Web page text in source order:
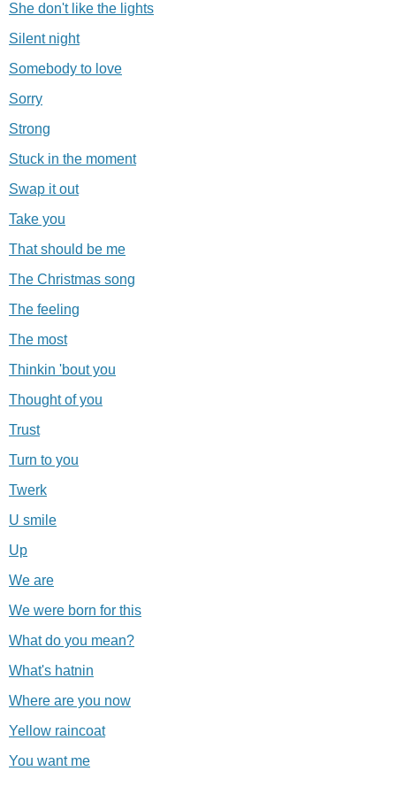
She don't like the lights
Silent night
Somebody to love
Sorry
Strong
Stuck in the moment
Swap it out
Take you
That should be me
The Christmas song
The feeling
The most
Thinkin 'bout you
Thought of you
Trust
Turn to you
Twerk
U smile
Up
We are
We were born for this
What do you mean?
What's hatnin
Where are you now
Yellow raincoat
You want me